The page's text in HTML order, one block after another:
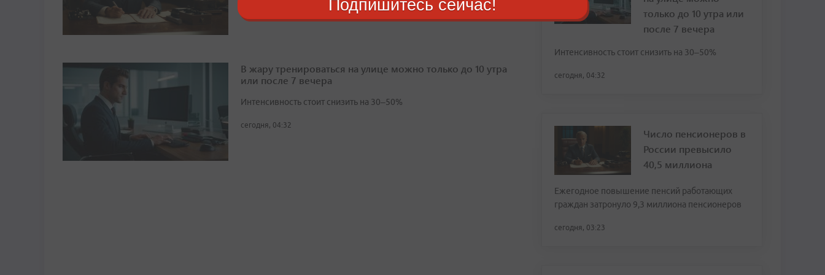
В жару тренироваться на улице можно только до 10 утра
или после 7 вечера
Интенсивность стоит снизить на 30–50%
сегодня, 04:32
только до 10 утра или
после 7 вечера
Интенсивность стоит снизить на 30–50%
сегодня, 04:32
Число пенсионеров в
России превысило
40,5 миллиона
Ежегодное повышение пенсий работающих
граждан затронуло 9,3 миллиона пенсионеров
сегодня, 03:23
Подпишитесь сейчас!